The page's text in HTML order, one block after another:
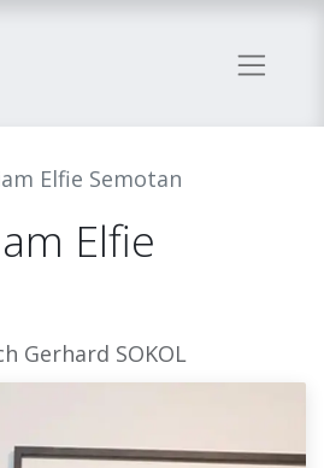
Elfie Semotan
Elfie
Gerhard SOKOL